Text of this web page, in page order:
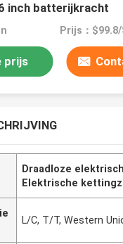
inch batterijkracht
Prijs：
prijs
Draadloze
Elektrische
L/C, T/T, Western